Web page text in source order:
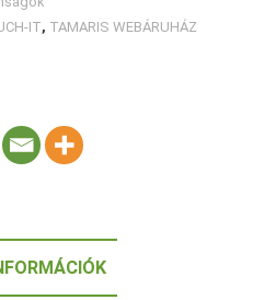
IT, TAMARIS WEBÁRUHÁZ